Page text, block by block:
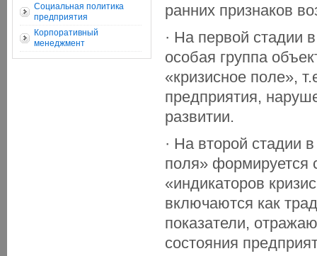
Социальная политика
предприятия
Корпоративный
менеджмент
ранних признаков
· На первой стадии
особая группа
«кризисное поле»,
предприятия,
развитии.
· На второй стадии
поля» формируется
«индикаторов
включаются как
показатели,
состояния